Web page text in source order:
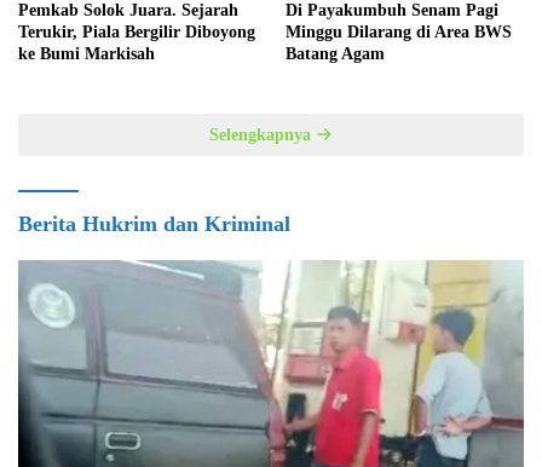
Pemkab Solok Juara. Sejarah
Terukir, Piala Bergilir Diboyong
ke Bumi Markisah
Di Payakumbuh Senam Pagi
Minggu Dilarang di Area BWS
Batang Agam
Selengkapnya
Berita Hukrim dan Kriminal